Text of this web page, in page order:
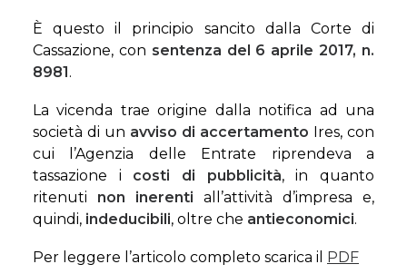
È questo il principio sancito dalla Corte di
Cassazione, con sentenza del 6 aprile 2017, n.
8981.
La vicenda trae origine dalla notifica ad una
società di un avviso di accertamento Ires, con
cui l’Agenzia delle Entrate riprendeva a
tassazione i costi di pubblicità, in quanto
ritenuti non inerenti all’attività d’impresa e,
quindi, indeducibili, oltre che antieconomici.
Per leggere l’articolo completo scarica il PDF